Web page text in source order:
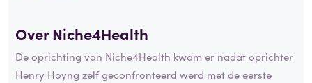
Over Niche4Health
De oprichting van Niche4Health kwam er nadat oprichter
Henry Hoyng zelf geconfronteerd werd met de eerste